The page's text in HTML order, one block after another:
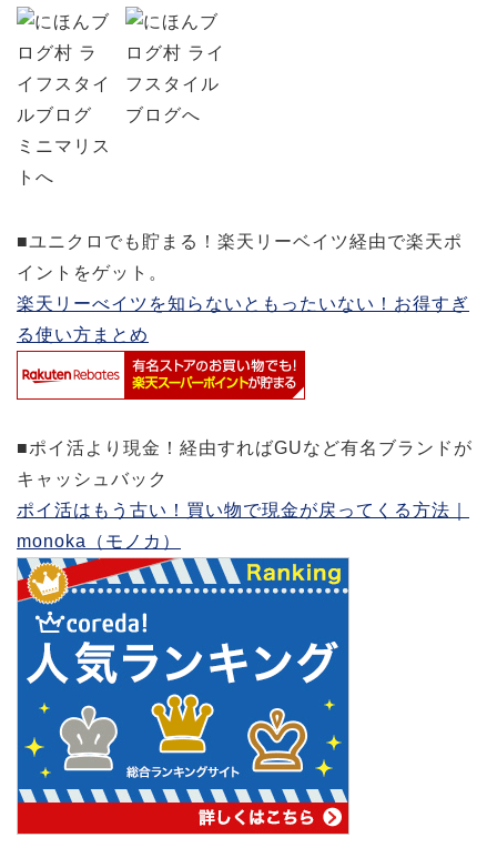
■ユニクロでも貯まる！楽天リーベイツ経由で楽天ポ
イントをゲット。
楽天リーべイツを知らないともったいない！お得すぎ
る使い方まとめ
■ポイ活より現金！経由すればGUなど有名ブランドが
キャッシュバック
ポイ活はもう古い！買い物で現金が戻ってくる方法｜
monoka（モノカ）